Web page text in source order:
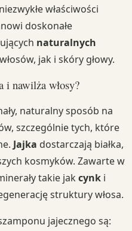
właściwości
doskonałe
naturalnych
jak i skóry głowy.
i nawilża włosy?
naturalny sposób na
szczególnie tych, które
Jajka dostarczają białka,
kosmyków. Zawarte w
takie jak cynk i
struktury włosa.
jajecznego są: